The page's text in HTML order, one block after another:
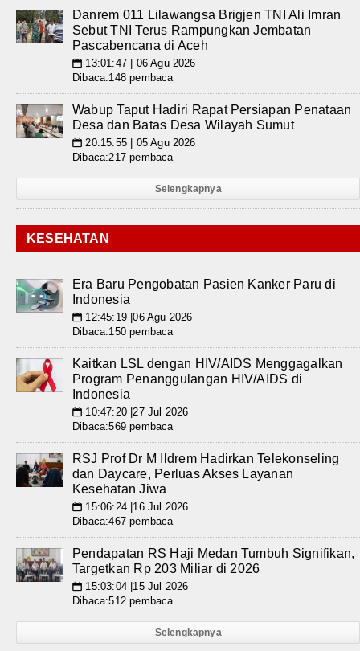
Danrem 011 Lilawangsa Brigjen TNI Ali Imran
Sebut TNI Terus Rampungkan Jembatan
Pascabencana di Aceh
📅 13:01:47 | 06 Agu 2026
Dibaca:148 pembaca
Wabup Taput Hadiri Rapat Persiapan Penataan
Desa dan Batas Desa Wilayah Sumut
📅 20:15:55 | 05 Agu 2026
Dibaca:217 pembaca
Selengkapnya
KESEHATAN
Era Baru Pengobatan Pasien Kanker Paru di
Indonesia
📅 12:45:19 |06 Agu 2026
Dibaca:150 pembaca
Kaitkan LSL dengan HIV/AIDS Menggagalkan
Program Penanggulangan HIV/AIDS di
Indonesia
📅 10:47:20 |27 Jul 2026
Dibaca:569 pembaca
RSJ Prof Dr M Ildrem Hadirkan Telekonseling
dan Daycare, Perluas Akses Layanan
Kesehatan Jiwa
📅 15:06:24 |16 Jul 2026
Dibaca:467 pembaca
Pendapatan RS Haji Medan Tumbuh Signifikan,
Targetkan Rp 203 Miliar di 2026
📅 15:03:04 |15 Jul 2026
Dibaca:512 pembaca
Selengkapnya